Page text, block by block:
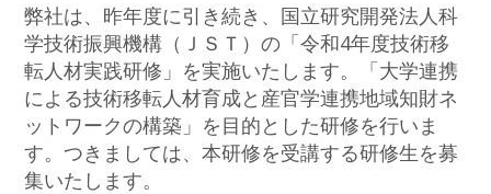
弊社は、昨年度に引き続き、国立研究開発法人科
学技術振興機構（ＪＳＴ）の「令和4年度技術移
転人材実践研修」を実施いたします。「大学連携
による技術移転人材育成と産官学連携地域知財ネ
ットワークの構築」を目的とした研修を行いま
す。つきましては、本研修を受講する研修生を募
集いたします。